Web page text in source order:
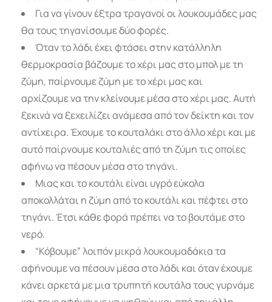
Για να γίνουν έξτρα τραγανοί οι λουκουμάδες μας
θα τους τηγανίσουμε δύο φορές.
Όταν το λάδι έχει φτάσει στην κατάλληλη
θερμοκρασία βάζουμε το χέρι μας στο μπολ με τη
ζύμη, παίρνουμε ζύμη με το χέρι μας και
αρχίζουμε να την κλείνουμε μέσα στο χέρι μας. Αυτή
ξεκινά να ξεχειλίζει ανάμεσα από τον δείκτη και τον
αντίχειρα. Έχουμε το κουταλάκι στο άλλο χέρι και με
αυτό παίρνουμε κουταλιές από τη ζύμη τις οποίες
αφήνω να πέσουν μέσα στο τηγάνι.
Μιας και το κουτάλι είναι υγρό εύκολα
αποκολλάται η ζύμη από το κουτάλι και πέφτει στο
τηγάνι. Έτσι κάθε φορά πρέπει να το βουτάμε στο
νερό.
“Κόβουμε” λοιπόν μικρά λουκουμαδάκια τα
αφήνουμε να πέσουν μέσα στο λάδι και όταν έχουμε
κάνει αρκετά με μια τρυπητή κουτάλα τους γυρνάμε